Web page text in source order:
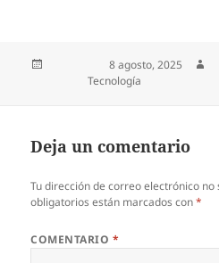
Publicado el8 agosto, 2025
CategoríasTecnología
Deja un comentario
Tu dirección de correo electrónico no
obligatorios están marcados con*
COMENTARIO *